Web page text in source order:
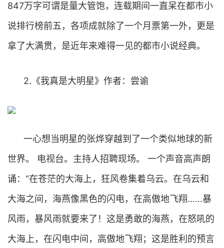
847万字可谓是量大管饱，连载期间一直呆在都市小
说排行榜前五，各项成就除了一个月票第一外，更是
拿了大满贯，是近年来难得一见的都市小说经典。
2.《我真是大明星》作者：尝谕
一心想当明星的张烨穿越到了一个类似地球的新
世界。 电视台。主持人招聘现场。 一个声音高声朗
诵：“在苍茫的大海上，狂风卷集着乌云。在乌云和
大海之间，海燕像黑色的闪电，在高傲地飞翔……暴
风雨，暴风雨就要来了！这是勇敢的海燕，在怒吼的
大海上，在闪电中间，高傲地飞翔；这是胜利的预言